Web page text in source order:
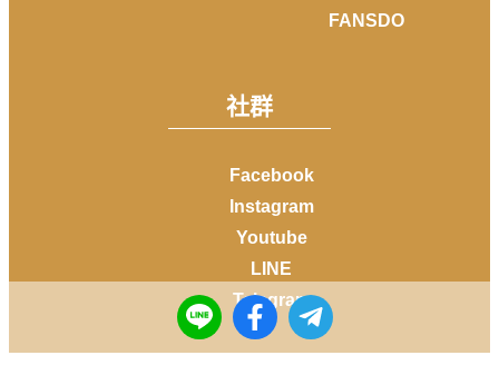
FANSDO
社群
Facebook
Instagram
Youtube
LINE
Telegram